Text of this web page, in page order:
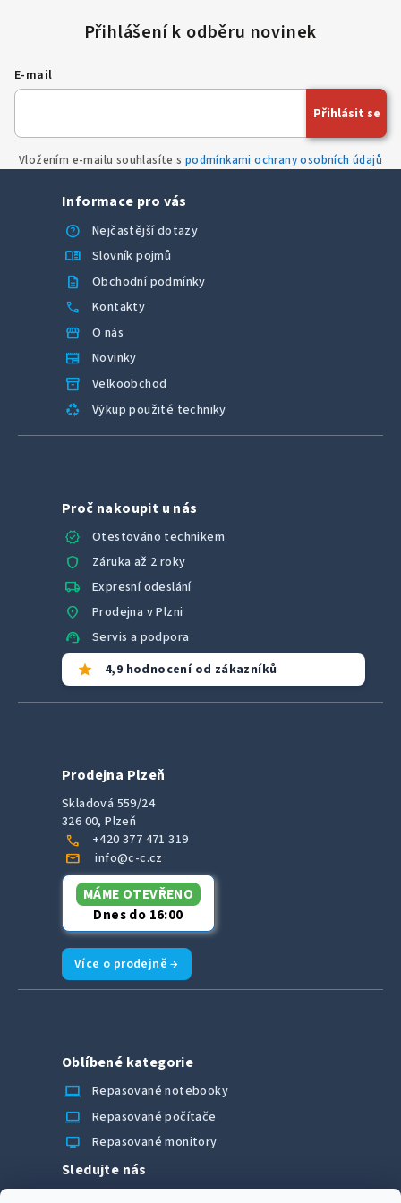
E-mail
Vložením e-mailu souhlasíte s podmínkami ochrany osobních údajů
Přihlásit se
Informace pro vás
help
Nejčastější dotazy
menu_book Slovník pojmů
description Obchodní podmínky
call Kontakty
storefront O nás
newspaper Novinky
inventory_2 Velkoobchod
recycling Výkup použité techniky
Proč nakoupit u nás
verified
Otestováno technikem
shield Záruka až 2 roky
local_shipping Expresní odeslání
location_on Prodejna v Plzni
support_agent Servis a podpora
star 4,9 hodnocení od zákazníků
Prodejna Plzeň
Skladová 559/24
326 00, Plzeň
call +420 377 471 319
mail info@c-c.cz
MÁME OTEVŘENO
Dnes do 16:00
Více o prodejně →
Oblíbené kategorie
laptop_chromebook
Repasované notebooky
computer Repasované počítače
monitor Repasované monitory
Sledujte nás